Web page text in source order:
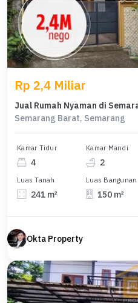
Rp 2,4 Miliar
Semarang Barat, Semarang
Kamar Tidur
4
Kamar Mandi
2
Luas Tanah
241 m²
Luas Bangunan
150 m²
Okta Property